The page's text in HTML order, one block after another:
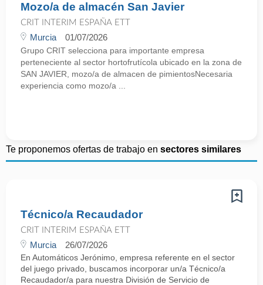
Mozo/a de almacén San Javier
CRIT INTERIM ESPAÑA ETT
Murcia 01/07/2026
Grupo CRIT selecciona para importante empresa
perteneciente al sector hortofrutícola ubicado en la zona de
SAN JAVIER, mozo/a de almacen de pimientosNecesaria
experiencia como mozo/a ...
Te proponemos ofertas de trabajo en sectores similares
Técnico/a Recaudador
CRIT INTERIM ESPAÑA ETT
Murcia 26/07/2026
En Automáticos Jerónimo, empresa referente en el sector
del juego privado, buscamos incorporar un/a Técnico/a
Recaudador/a para nuestra División de Servicio de